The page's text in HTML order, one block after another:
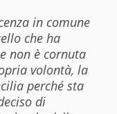
in comune
che ha
non è cornuta
volontà, la
perché sta
di